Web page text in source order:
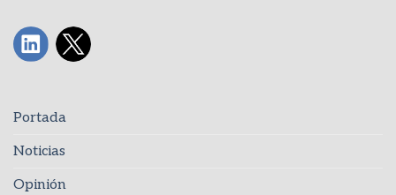
Portada
Noticias
Opinión